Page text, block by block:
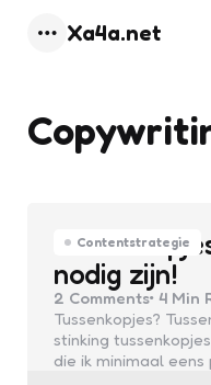
Xa4a.net
Contentstrategie
nodig zijn!
2 Comments 4 Min
Tussenkopjes?
stinking
die ik minimaal eens